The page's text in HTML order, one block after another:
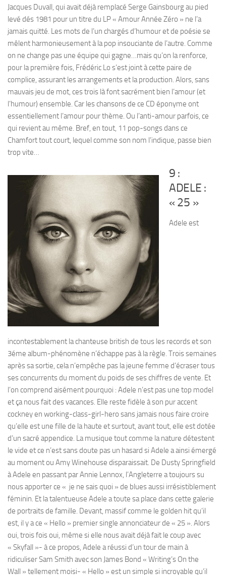
Jacques Duvall, qui avait déjà remplacé Serge Gainsbourg au pied
levé dés 1981 pour un titre du LP « Amour Année Zéro » ne l’a
jamais quitté. Les mots de l’un chargés d’humour et de poésie se
mêlent harmonieusement à la pop insouciante de l’autre. Comme
on ne change pas une équipe qui gagne…mais qu’on la renforce,
pour la première fois, Frédéric Lo s’est joint à cette paire de
complice, assurant les arrangements et la production. Alors, sans
mauvais jeu de mot, ces trois là font sacrément bien l’amour (et
l’humour) ensemble. Car les chansons de ce CD éponyme ont
essentiellement l’amour pour thème. Ou l’anti-amour parfois, ce
qui revient au même. Bref, en tout, 11 pop-songs dans ce
Chamfort tout court, lequel comme son nom l’indique, passe bien
trop vite…
9 :
ADELE :
« 25 »
Adele est
incontestablement la chanteuse british de tous les records et son
3éme album-phénomène n’échappe pas à la règle. Trois semaines
après sa sortie, cela n’empêche pas la jeune femme d’écraser tous
ses concurrents du moment du poids de ses chiffres de vente. Et
l’on comprend aisément pourquoi : Adele n’est pas une top model
et ça nous fait des vacances. Elle reste fidèle à son pur accent
cockney en working-class-girl-hero sans jamais nous faire croire
qu’elle est une fille de la haute et surtout, avant tout, elle est dotée
d’un sacré appendice. La musique tout comme la nature détestent
le vide et ce n’est sans doute pas un hasard si Adele a ainsi émergé
au moment ou Amy Winehouse disparaissait. De Dusty Springfield
à Adele en passant par Annie Lennox, l’Angleterre a toujours su
nous apporter ce « je ne sais quoi » de blues aussi irrésistiblement
féminin. Et la talentueuse Adele a toute sa place dans cette galerie
de portraits de famille. Devant, massif comme le golden hit qu’il
est, il y a ce « Hello » premier single annonciateur de « 25 ». Alors
oui, trois fois oui, même si elle nous avait déjà fait le coup avec
« Skyfall »- à ce propos, Adele a réussi d’un tour de main à
ridiculiser Sam Smith avec son James Bond « Writing’s On the
Wall » tellement moisi- « Hello » est un simple si incroyable qu’il